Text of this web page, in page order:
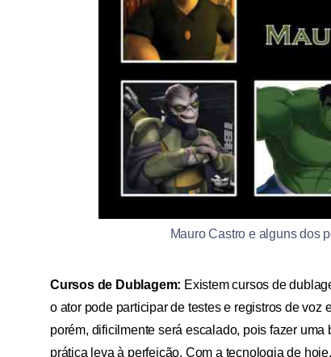
Mauro Castro e alguns dos
Cursos de Dublagem: Existem cursos de
o ator pode participar de testes e registros de
porém, dificilmente será escalado, pois fazer
prática leva à perfeição. Com a tecnologia de